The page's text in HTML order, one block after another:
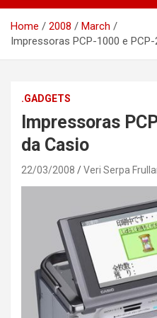
Home 2008
March
Impressoras PCP-1000 e
.GADGETS
Impressoras
da Casio
22/03/2008 Veri Serpa